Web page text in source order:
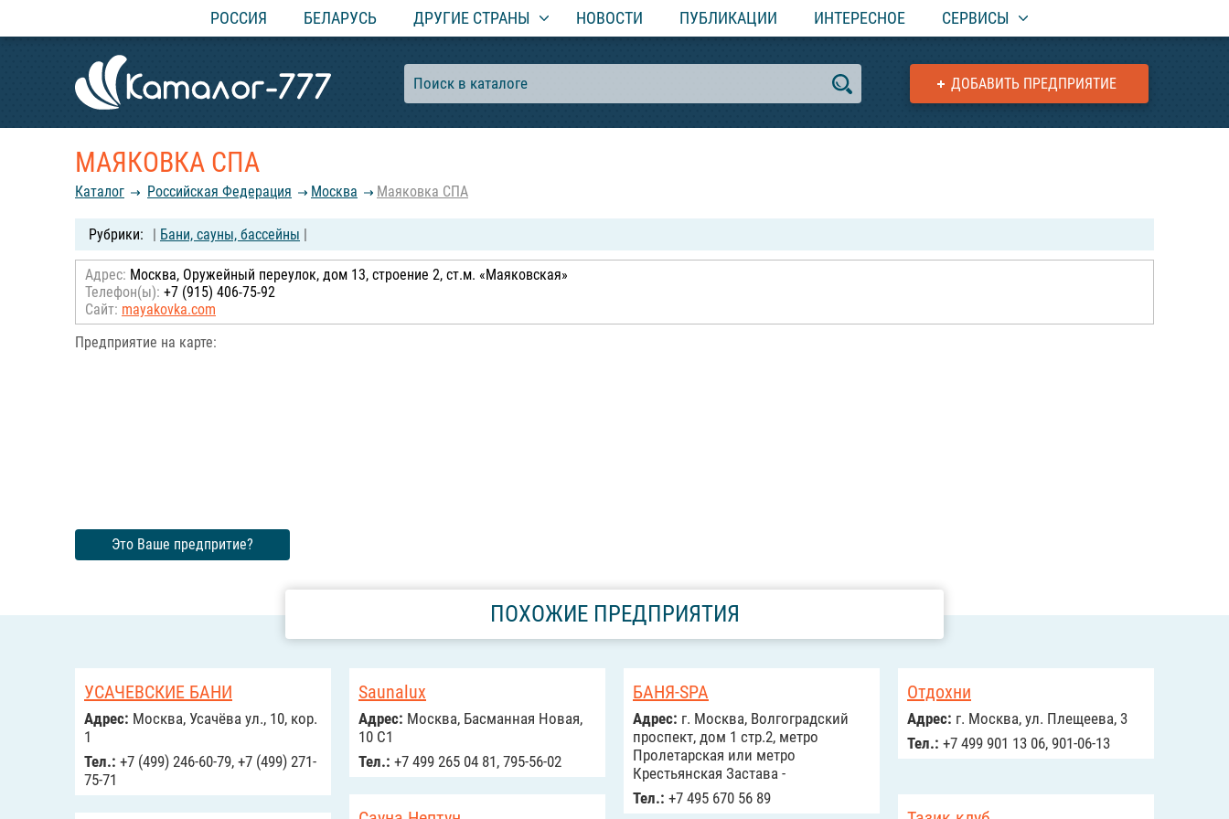
РОССИЯ БЕЛАРУСЬ ДРУГИЕ СТРАНЫ НОВОСТИ ПУБЛИКАЦИИ ИНТЕРЕСНОЕ СЕРВИСЫ
ДОБАВИТЬ ПРЕДПРИЯТИЕ
МАЯКОВКА СПА
Каталог Российcкая Федерация Москва Маяковка СПА
| Бани, сауны, бассейны |
Адрес: Москва, Оружейный переулок, дом 13, строение 2, ст.м. «Маяковская»
Телефон(ы): +7 (915) 406-75-92
Сайт: mayakovka.com
Предприятие на карте:
Это Ваше предпритие?
ПОХОЖИЕ ПРЕДПРИЯТИЯ
УСАЧЕВСКИЕ БАНИ
Адрес: Москва, Усачёва ул., 10, кор.
1
Тел.: +7 (499) 246-60-79, +7 (499) 271-
75-71
Saunalux
Адрес: Москва, Басманная Новая,
10 С1
Тел.: +7 499 265 04 81, 795-56-02
БАНЯ-SPA
Адрес: г. Москва, Волгоградский
проспект, дом 1 стр.2, метро
Пролетарская или метро
Крестьянская Застава -
Тел.: +7 495 670 56 89
Отдохни
Адрес: г. Москва, ул. Плещеева, 3
Тел.: +7 499 901 13 06, 901-06-13